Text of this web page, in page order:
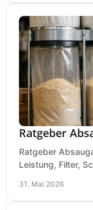
Ratgeber
Ratgeber
Leistung, Filter,
31. Mai 2026